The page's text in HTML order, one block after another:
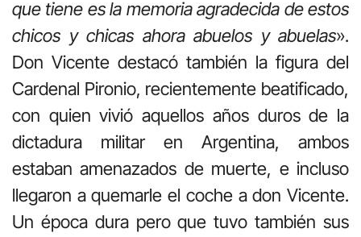
que tiene es la memoria agradecida de estos
chicos y chicas ahora abuelos y abuelas».
Don Vicente destacó también la figura del
Cardenal Pironio, recientemente beatificado,
con quien vivió aquellos años duros de la
dictadura militar en Argentina, ambos
estaban amenazados de muerte, e incluso
llegaron a quemarle el coche a don Vicente.
Un época dura pero que tuvo también sus